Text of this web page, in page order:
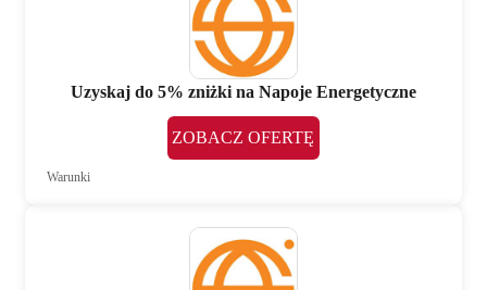
Uzyskaj do 5% zniżki na Napoje Energetyczne
ZOBACZ OFERTĘ
Warunki